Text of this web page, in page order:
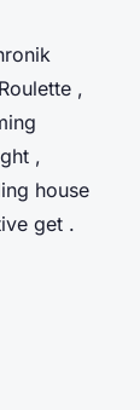
,
,
house
get .